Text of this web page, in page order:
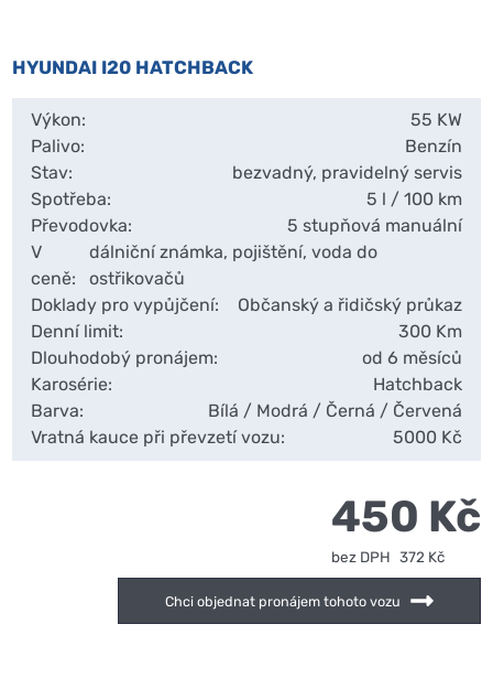
HYUNDAI I20 HATCHBACK
Výkon:
55 KW
Palivo:
Benzín
Stav:
bezvadný, pravidelný servis
Spotřeba:
5 l / 100 km
Převodovka:
5 stupňová manuální
V
ceně:
dálniční známka, pojištění, voda do
ostřikovačů
Doklady pro vypůjčení:
Občanský a řidičský průkaz
Denní limit:
300 Km
Dlouhodobý pronájem:
od 6 měsíců
Karosérie:
Hatchback
Barva:
Bílá / Modrá / Černá / Červená
Vratná kauce při převzetí vozu:
5000 Kč
450 Kč
bez DPH 372 Kč
Chci objednat pronájem tohoto vozu